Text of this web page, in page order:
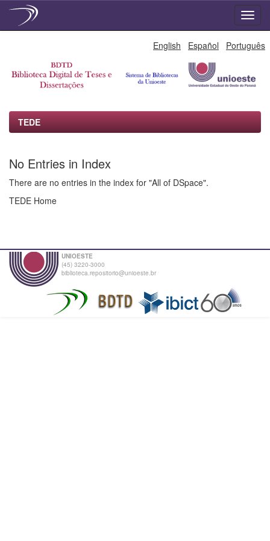
English Español Português
TEDE
No Entries in Index
There are no entries in the index for "All of DSpace".
TEDE Home
UNIOESTE
(45) 3220-3000
biblioteca.repositorio@unioeste.br